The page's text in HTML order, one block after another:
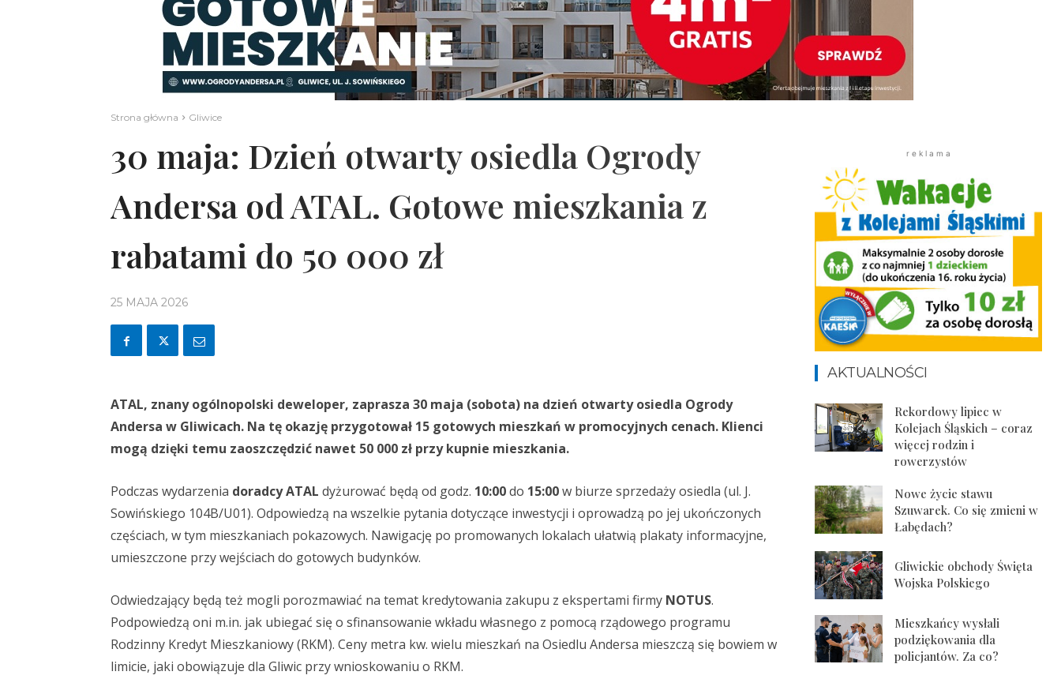
Strona główna Gliwice
30 maja: Dzień otwarty osiedla Ogrody
Andersa od ATAL. Gotowe mieszkania z
rabatami do 50 000 zł
25 MAJA 2026
ATAL, znany ogólnopolski deweloper, zaprasza 30 maja (sobota) na dzień otwarty osiedla Ogrody
Andersa w Gliwicach. Na tę okazję przygotował 15 gotowych mieszkań w promocyjnych cenach. Klienci
mogą dzięki temu zaoszczędzić nawet 50 000 zł przy kupnie mieszkania.
Podczas wydarzenia doradcy ATAL dyżurować będą od godz. 10:00do 15:00w biurze sprzedaży osiedla (ul. J.
Sowińskiego 104B/U01). Odpowiedzą na wszelkie pytania dotyczące inwestycji i oprowadzą po jej ukończonych
częściach, w tym mieszkaniach pokazowych. Nawigację po promowanych lokalach ułatwią plakaty informacyjne,
umieszczone przy wejściach do gotowych budynków.
Odwiedzający będą też mogli porozmawiać na temat kredytowania zakupu z ekspertami firmy NOTUS.
Podpowiedzą oni m.in. jak ubiegać się o sfinansowanie wkładu własnego z pomocą rządowego programu
Rodzinny Kredyt Mieszkaniowy (RKM). Ceny metra kw. wielu mieszkań na Osiedlu Andersa mieszczą się bowiem w
limicie, jaki obowiązuje dla Gliwic przy wnioskowaniu o RKM.
r e k l a m a
AKTUALNOŚCI
Rekordowy lipiec w
Kolejach Śląskich – coraz
więcej rodzin i
rowerzystów
Nowe życie stawu
Szuwarek. Co się zmieni w
Łabędach?
Gliwickie obchody Święta
Wojska Polskiego
Mieszkańcy wysłali
podziękowania dla
policjantów. Za co?